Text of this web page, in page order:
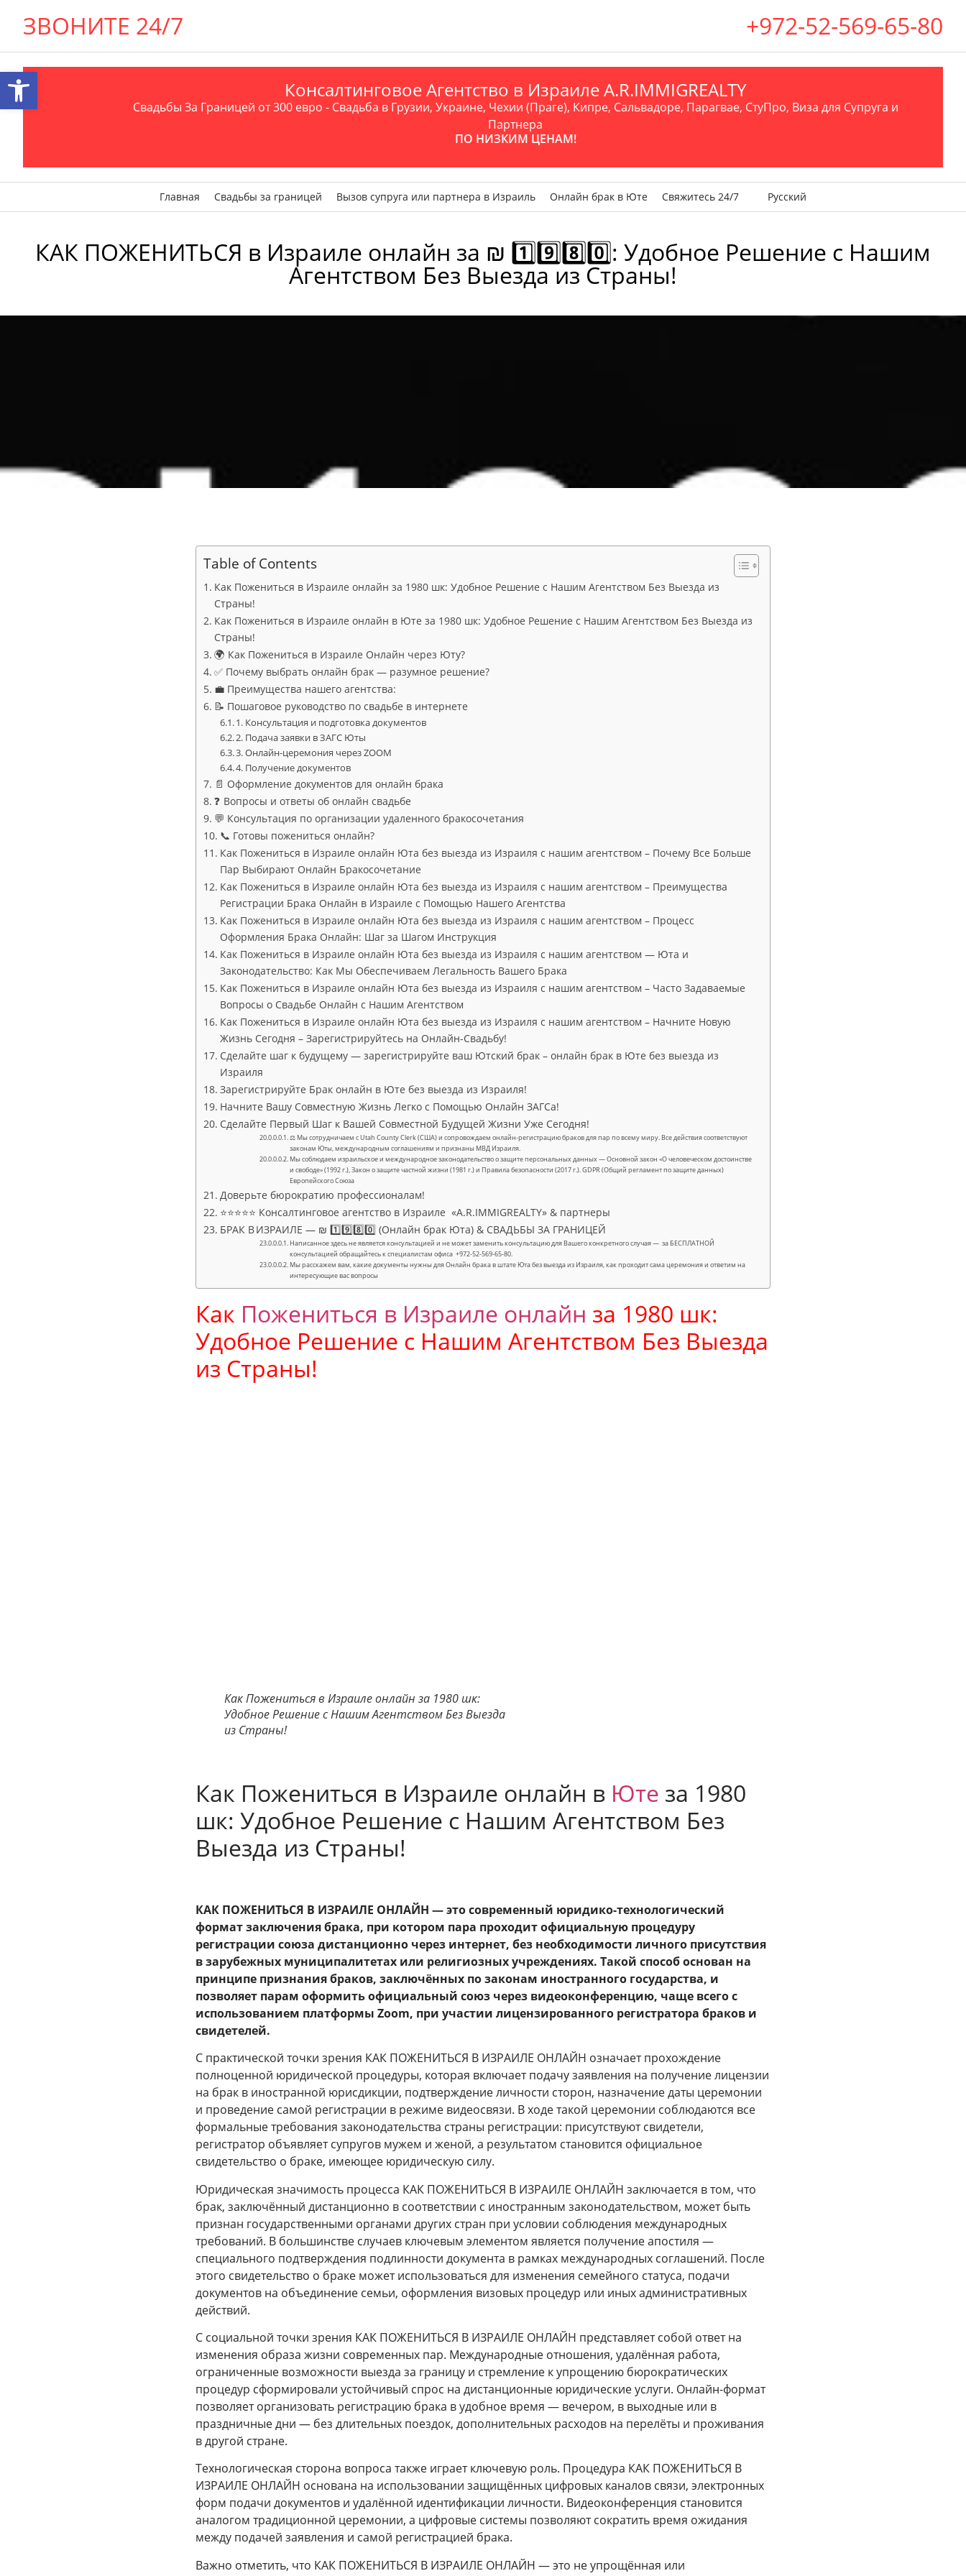
ЗВОНИТЕ 24/7 +972-52-569-65-80
Консалтинговое Агентство в Израиле A.R.IMMIGREALTY
Свадьбы За Границей от 300 евро - Свадьба в Грузии, Украине, Чехии (Праге), Кипре, Сальвадоре, Парагвае, СтуПро, Виза для Супруга и
Партнера
ПО НИЗКИМ ЦЕНАМ!
Главная Свадьбы за границей Вызов супруга или партнера в Израиль Онлайн брак в Юте Свяжитесь 24/7 Русский
КАК ПОЖЕНИТЬСЯ в Израиле онлайн за ₪ 1️⃣9️⃣8️⃣0️⃣: Удобное Решение с Нашим
Агентством Без Выезда из Страны!
Table of Contents
Как Пожениться в Израиле онлайн за 1980 шк: Удобное Решение с Нашим Агентством Без Выезда из
Страны!
Как Пожениться в Израиле онлайн в Юте за 1980 шк: Удобное Решение с Нашим Агентством Без Выезда из
Страны!
🌍 Как Пожениться в Израиле Онлайн через Юту?
✅ Почему выбрать онлайн брак — разумное решение?
💼 Преимущества нашего агентства:
📝 Пошаговое руководство по свадьбе в интернете
1. Консультация и подготовка документов
2. Подача заявки в ЗАГС Юты
3. Онлайн-церемония через ZOOM
4. Получение документов
📄 Оформление документов для онлайн брака
❓ Вопросы и ответы об онлайн свадьбе
💬 Консультация по организации удаленного бракосочетания
📞 Готовы пожениться онлайн?
Как Пожениться в Израиле онлайн Юта без выезда из Израиля с нашим агентством – Почему Все Больше
Пар Выбирают Онлайн Бракосочетание
Как Пожениться в Израиле онлайн Юта без выезда из Израиля с нашим агентством – Преимущества
Регистрации Брака Онлайн в Израиле с Помощью Нашего Агентства
Как Пожениться в Израиле онлайн Юта без выезда из Израиля с нашим агентством – Процесс
Оформления Брака Онлайн: Шаг за Шагом Инструкция
Как Пожениться в Израиле онлайн Юта без выезда из Израиля с нашим агентством — Юта и
Законодательство: Как Мы Обеспечиваем Легальность Вашего Брака
Как Пожениться в Израиле онлайн Юта без выезда из Израиля с нашим агентством – Часто Задаваемые
Вопросы о Свадьбе Онлайн с Нашим Агентством
Как Пожениться в Израиле онлайн Юта без выезда из Израиля с нашим агентством – Начните Новую
Жизнь Сегодня – Зарегистрируйтесь на Онлайн-Свадьбу!
Сделайте шаг к будущему — зарегистрируйте ваш Ютский брак – онлайн брак в Юте без выезда из
Израиля
Зарегистрируйте Брак онлайн в Юте без выезда из Израиля!
Начните Вашу Совместную Жизнь Легко с Помощью Онлайн ЗАГСа!
Сделайте Первый Шаг к Вашей Совместной Будущей Жизни Уже Сегодня!
⚖ Мы сотрудничаем с Utah County Clerk (США) и сопровождаем онлайн-регистрацию браков для пар по всему миру. Все действия соответствуют
законам Юты, международным соглашениям и признаны МВД Израиля.
Мы соблюдаем израильское и международное законодательство о защите персональных данных — Основной закон «О человеческом достоинстве
и свободе» (1992 г.), Закон о защите частной жизни (1981 г.) и Правила безопасности (2017 г.). GDPR (Общий регламент по защите данных)
Европейского Союза
Доверьте бюрократию профессионалам!
⭐⭐⭐⭐⭐ Консалтинговое агентство в Израиле «A.R.IMMIGREALTY» & партнеры
БРАК В ИЗРАИЛЕ — ₪ 1️⃣9️⃣8️⃣0️⃣ (Онлайн брак Юта) & СВАДЬБЫ ЗА ГРАНИЦЕЙ
Написанное здесь не является консультацией и не может заменить консультацию для Вашего конкретного случая — за БЕСПЛАТНОЙ
консультацией обращайтесь к специалистам офиса +972-52-569-65-80.
Мы расскажем вам, какие документы нужны для Онлайн брака в штате Юта без выезда из Израиля, как проходит сама церемония и ответим на
интересующие вас вопросы
Как Пожениться в Израиле онлайн за 1980 шк:
Удобное Решение с Нашим Агентством Без Выезда
из Страны!
Как Пожениться в Израиле онлайн за 1980 шк:
Удобное Решение с Нашим Агентством Без Выезда
из Страны!
Как Пожениться в Израиле онлайн в Юте за 1980
шк: Удобное Решение с Нашим Агентством Без
Выезда из Страны!
КАК ПОЖЕНИТЬСЯ В ИЗРАИЛЕ ОНЛАЙН — это современный юридико-технологический
формат заключения брака, при котором пара проходит официальную процедуру
регистрации союза дистанционно через интернет, без необходимости личного присутствия
в зарубежных муниципалитетах или религиозных учреждениях. Такой способ основан на
принципе признания браков, заключённых по законам иностранного государства, и
позволяет парам оформить официальный союз через видеоконференцию, чаще всего с
использованием платформы Zoom, при участии лицензированного регистратора браков и
свидетелей.
С практической точки зрения КАК ПОЖЕНИТЬСЯ В ИЗРАИЛЕ ОНЛАЙН означает прохождение
полноценной юридической процедуры, которая включает подачу заявления на получение лицензии
на брак в иностранной юрисдикции, подтверждение личности сторон, назначение даты церемонии
и проведение самой регистрации в режиме видеосвязи. В ходе такой церемонии соблюдаются все
формальные требования законодательства страны регистрации: присутствуют свидетели,
регистратор объявляет супругов мужем и женой, а результатом становится официальное
свидетельство о браке, имеющее юридическую силу.
Юридическая значимость процесса КАК ПОЖЕНИТЬСЯ В ИЗРАИЛЕ ОНЛАЙН заключается в том, что
брак, заключённый дистанционно в соответствии с иностранным законодательством, может быть
признан государственными органами других стран при условии соблюдения международных
требований. В большинстве случаев ключевым элементом является получение апостиля —
специального подтверждения подлинности документа в рамках международных соглашений. После
этого свидетельство о браке может использоваться для изменения семейного статуса, подачи
документов на объединение семьи, оформления визовых процедур или иных административных
действий.
С социальной точки зрения КАК ПОЖЕНИТЬСЯ В ИЗРАИЛЕ ОНЛАЙН представляет собой ответ на
изменения образа жизни современных пар. Международные отношения, удалённая работа,
ограниченные возможности выезда за границу и стремление к упрощению бюрократических
процедур сформировали устойчивый спрос на дистанционные юридические услуги. Онлайн-формат
позволяет организовать регистрацию брака в удобное время — вечером, в выходные или в
праздничные дни — без длительных поездок, дополнительных расходов на перелёты и проживания
в другой стране.
Технологическая сторона вопроса также играет ключевую роль. Процедура КАК ПОЖЕНИТЬСЯ В
ИЗРАИЛЕ ОНЛАЙН основана на использовании защищённых цифровых каналов связи, электронных
форм подачи документов и удалённой идентификации личности. Видеоконференция становится
аналогом традиционной церемонии, а цифровые системы позволяют сократить время ожидания
между подачей заявления и самой регистрацией брака.
Важно отметить, что КАК ПОЖЕНИТЬСЯ В ИЗРАИЛЕ ОНЛАЙН — это не упрощённая или
Открыть панель инструментов